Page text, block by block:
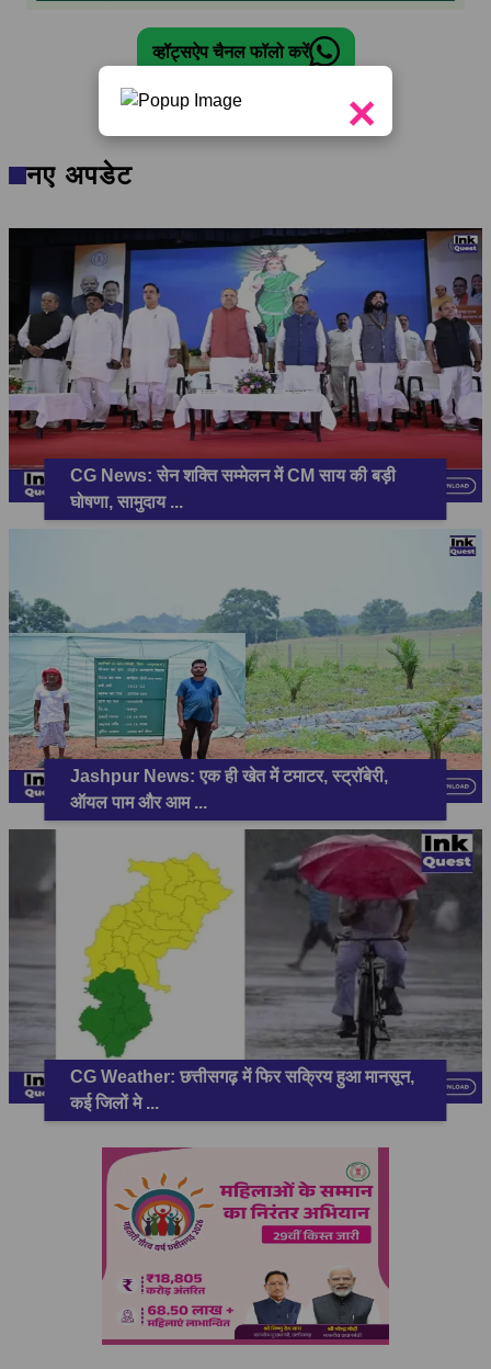
×
व्हॉट्सऐप चैनल फॉलो करें
नए अपडेट
CG News: सेन शक्ति सम्मेलन में CM साय की बड़ी
घोषणा, सामुदाय...
Jashpur News: एक ही खेत में टमाटर, स्ट्रॉबेरी,
ऑयल पाम और आम...
CG Weather: छत्तीसगढ़ में फिर सक्रिय हुआ मानसून,
कई जिलों मे...